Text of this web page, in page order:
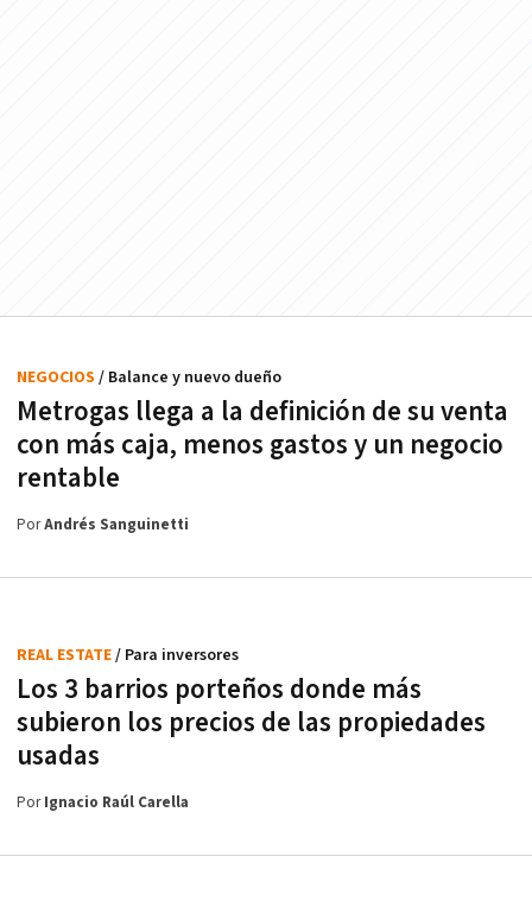
Metrogas llega a la definición de su venta
con más caja, menos gastos y un negocio
rentable
NEGOCIOS / Balance y nuevo dueño
PorAndrés Sanguinetti
Los 3 barrios porteños donde más
subieron los precios de las propiedades
usadas
REAL ESTATE/ Para inversores
PorIgnacio Raúl Carella